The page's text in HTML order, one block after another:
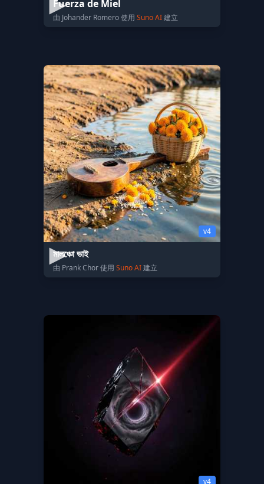
Fuerza de Miel
由 Johander Romero 使用 Suno AI建立
v4
মালঞ্চো ভাই
由 Prank Chor 使用 Suno AI建立
v4